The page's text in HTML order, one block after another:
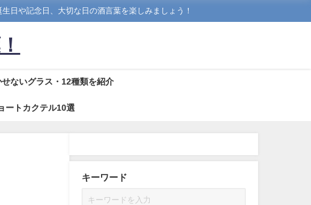
日や記念日、大切な日の酒言葉を楽しみましょう！
ないグラス・12種類を紹介
ートカクテル10選
キーワード